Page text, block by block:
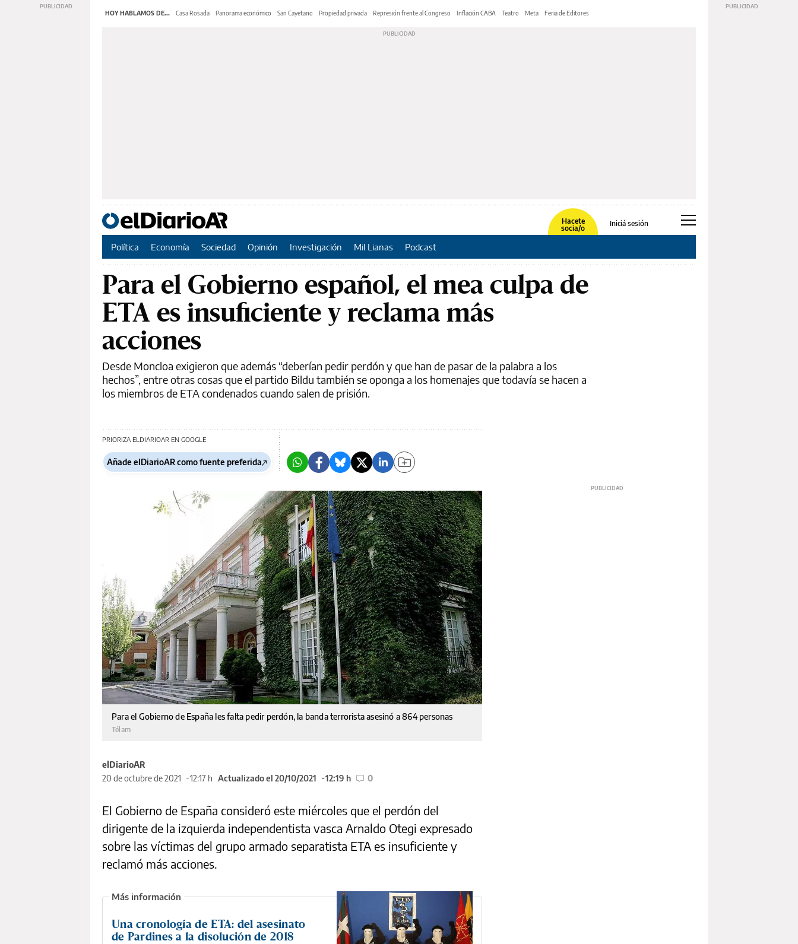
HOY HABLAMOS DE... Casa Rosada Panorama económico San Cayetano Propiedad privada Represión frente al Congreso Inflación CABA Teatro Meta Feria de Editores
Hacete
socia/o
Iniciá sesión
Política Economía Sociedad Opinión Investigación Mil Lianas Podcast
Para el Gobierno español, el mea culpa de
ETA es insuficiente y reclama más
acciones
Desde Moncloa exigieron que además “deberían pedir perdón y que han de pasar de la palabra a los
hechos”, entre otras cosas que el partido Bildu también se oponga a los homenajes que todavía se hacen a
los miembros de ETA condenados cuando salen de prisión.
PRIORIZA ELDIARIOAR EN GOOGLE
Añade elDiarioAR como fuente preferida
Para el Gobierno de España les falta pedir perdón, la banda terrorista asesinó a 864 personas
Télam
elDiarioAR
20 de octubre de 2021
12:17 h Actualizado el 20/10/2021 12:19 h 0
El Gobierno de España consideró este miércoles que el perdón del
dirigente de la izquierda independentista vasca Arnaldo Otegi expresado
sobre las víctimas del grupo armado separatista ETA es insuficiente y
reclamó más acciones.
Una cronología de ETA: del asesinato
de Pardines a la disolución de 2018